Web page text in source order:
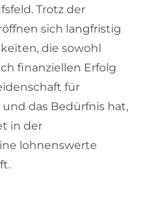
Trotz der
sich langfristig
die sowohl
finanziellen Erfolg
für
das Bedürfnis hat,
in der
lohnenswerte